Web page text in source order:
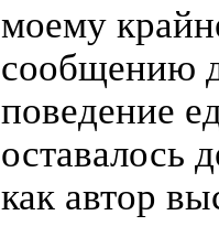
моему
сообщению
поведение
оставалось
как автор